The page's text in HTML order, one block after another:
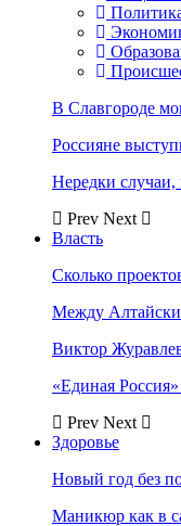
В Славгороде
Россияне
Нередки
Prev Next
Власть
Сколько
Между
Виктор
«Единая
Prev Next
Здоровье
Новый год без
Маникюр как в